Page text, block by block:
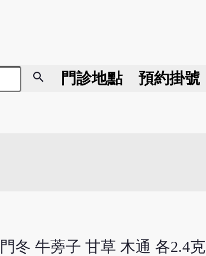
search 門診地點 預約掛號
冬 牛蒡子 甘草 木通 各2.4克